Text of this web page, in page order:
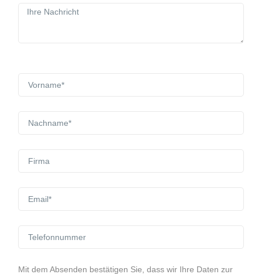
Mit dem Absenden bestätigen Sie, dass wir Ihre Daten zur